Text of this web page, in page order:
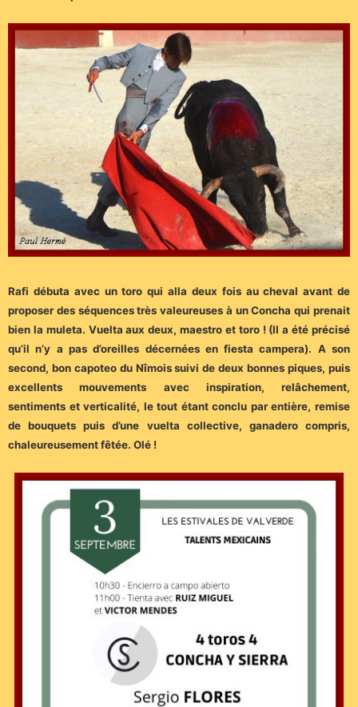
Rafi débuta avec un toro qui alla deux fois au cheval avant de
proposer des séquences très valeureuses à un Concha qui prenait
bien la muleta. Vuelta aux deux, maestro et toro ! (Il a été précisé
qu’il n’y a pas d’oreilles décernées en fiesta campera). A son
second, bon capoteo du Nîmois suivi de deux bonnes piques, puis
excellents mouvements avec inspiration, relâchement,
sentiments et verticalité, le tout étant conclu par entière, remise
de bouquets puis d’une vuelta collective, ganadero compris,
chaleureusement fêtée. Olé !